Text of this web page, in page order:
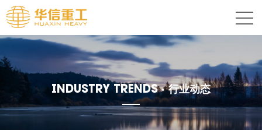
INDUSTRY TRENDS ·行业动态